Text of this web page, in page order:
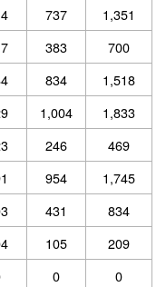
737
1,351
383
700
834
1,518
1,004
1,833
246
469
954
1,745
431
834
105
209
0
0